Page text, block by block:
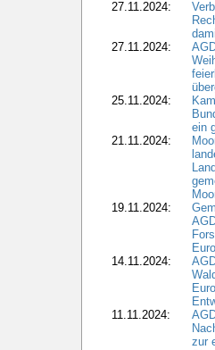
27.11.2024:
27.11.2024:
25.11.2024:
ein
21.11.2024:
19.11.2024:
14.11.2024:
11.11.2024:
zur